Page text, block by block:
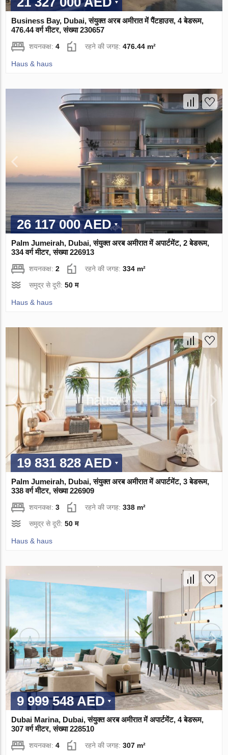
Business Bay, Dubai, संयुक्त अरब अमीरात में पैंटहाउस, 4 बेडरूम,
476.44 वर्ग मीटर, संख्या 230657
शयनकक्ष:4 रहने की जगह:476.44 m²
Haus & haus
26 117 000 AED
Palm Jumeirah, Dubai, संयुक्त अरब अमीरात में अपार्टमेंट, 2 बेडरूम,
334 वर्ग मीटर, संख्या 226913
शयनकक्ष:2 रहने की जगह:334 m²
समुद्र से दूरी:50 म
Haus & haus
19 831 828 AED
Palm Jumeirah, Dubai, संयुक्त अरब अमीरात में अपार्टमेंट, 3 बेडरूम,
338 वर्ग मीटर, संख्या 226909
शयनकक्ष:3 रहने की जगह:338 m²
समुद्र से दूरी:50 म
Haus & haus
9 999 548 AED
Dubai Marina, Dubai, संयुक्त अरब अमीरात में अपार्टमेंट, 4 बेडरूम,
307 वर्ग मीटर, संख्या 228510
शयनकक्ष:4 रहने की जगह:307 m²